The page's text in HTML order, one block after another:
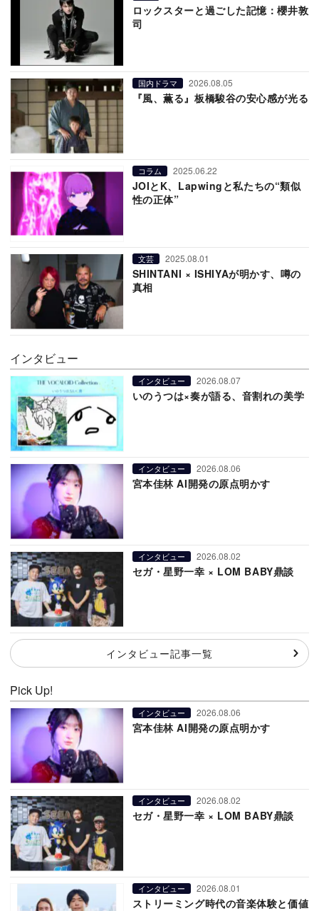
ロックスターと過ごした記憶：櫻井敦
司
国内ドラマ 2026.08.05
『風、薫る』板橋駿谷の安心感が光る
コラム 2025.06.22
JOIとK、Lapwingと私たちの“類似
性の正体”
文芸 2025.08.01
SHINTANI × ISHIYAが明かす、噂の
真相
インタビュー
インタビュー 2026.08.07
いのうつは×奏が語る、音割れの美学
インタビュー 2026.08.06
宮本佳林 AI開発の原点明かす
インタビュー 2026.08.02
セガ・星野一幸 × LOM BABY鼎談
インタビュー記事一覧
Pick Up!
インタビュー 2026.08.06
宮本佳林 AI開発の原点明かす
インタビュー 2026.08.02
セガ・星野一幸 × LOM BABY鼎談
インタビュー 2026.08.01
ストリーミング時代の音楽体験と価値